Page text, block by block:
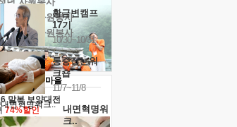
황금변캠프
17기
10/30~10/31
통증잡는워
크숍
11/7~11/8
내면혁명워
크..
빛청년 자원봉사
음식연구 자원봉사
말복 보양대전
74%할인